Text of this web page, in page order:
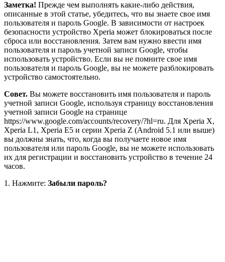
Заметка! Прежде чем выполнять какие-либо действия,
описанные в этой статье, убедитесь, что вы знаете свое имя
пользователя и пароль Google. В зависимости от настроек
безопасности устройство Xperia может блокироваться после
сброса или восстановления. Затем вам нужно ввести имя
пользователя и пароль учетной записи Google, чтобы
использовать устройство. Если вы не помните свое имя
пользователя и пароль Google, вы не можете разблокировать
устройство самостоятельно.
Совет. Вы можете восстановить имя пользователя и пароль
учетной записи Google, используя страницу восстановления
учетной записи Google на странице
https://www.google.com/accounts/recovery/?hl=ru. Для Xperia X,
Xperia L1, Xperia E5 и серии Xperia Z (Android 5.1 или выше)
вы должны знать, что, когда вы получаете новое имя
пользователя или пароль Google, вы не можете использовать
их для регистрации и восстановить устройство в течение 24
часов.
1. Нажмите: Забыли пароль?